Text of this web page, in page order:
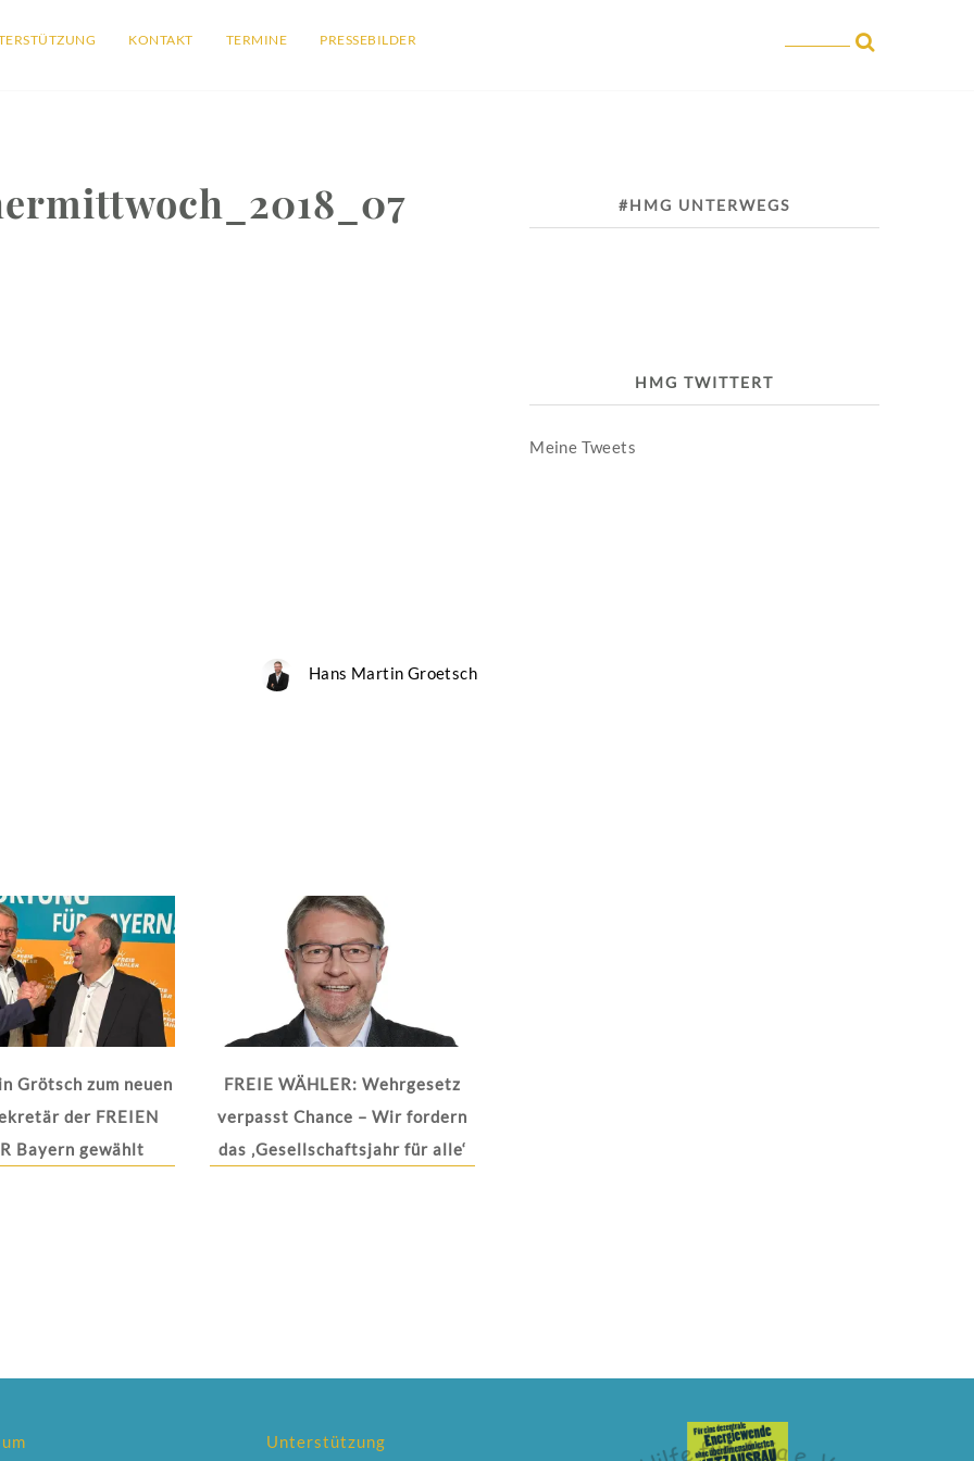
KONTAKT TERMINE PRESSEBILDER
Hans Martin Groetsch
Grötsch zum neuen
der FREIEN
Bayern gewählt
FREIE WÄHLER: Wehrgesetz
verpasst Chance – Wir fordern
das ‚Gesellschaftsjahr für alle‘
#HMG UNTERWEGS
HMG TWITTERT
Meine Tweets
Unterstützung